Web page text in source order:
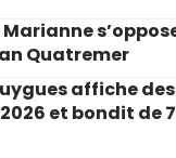
Quatremer
affiche
et bondit de